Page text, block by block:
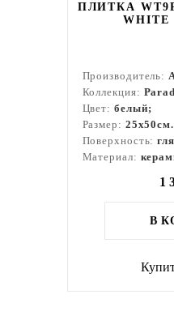
ПЛИТКА
WHITE
Производитель:
Коллекция:
Цвет: белый;
Размер: 25x50см.
Поверхность:
Материал:
1
В